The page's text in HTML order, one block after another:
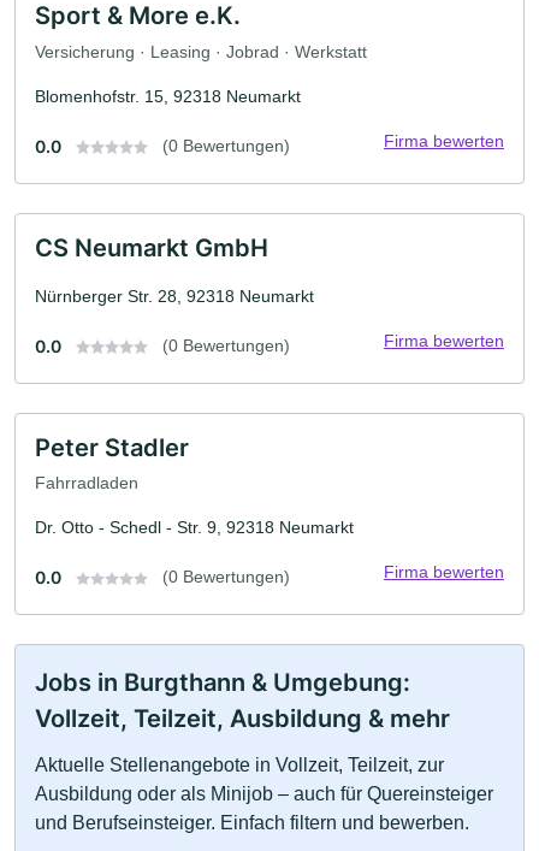
Sport & More e.K.
Versicherung · Leasing · Jobrad · Werkstatt
Blomenhofstr. 15, 92318 Neumarkt
0.0 (0 Bewertungen) Firma bewerten
CS Neumarkt GmbH
Nürnberger Str. 28, 92318 Neumarkt
0.0 (0 Bewertungen) Firma bewerten
Peter Stadler
Fahrradladen
Dr. Otto - Schedl - Str. 9, 92318 Neumarkt
0.0 (0 Bewertungen) Firma bewerten
Jobs in Burgthann & Umgebung:
Vollzeit, Teilzeit, Ausbildung & mehr
Aktuelle Stellenangebote in Vollzeit, Teilzeit, zur
Ausbildung oder als Minijob – auch für Quereinsteiger
und Berufseinsteiger. Einfach filtern und bewerben.